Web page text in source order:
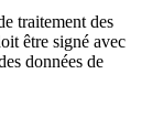
traitement des
être signé avec
données de